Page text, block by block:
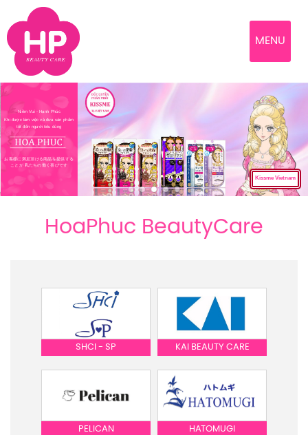
MENU
Niềm Vui - Hạnh Phúc
Khi được làm việc và đưa sản phẩm
tốt đến người tiêu dùng
お客様に満足頂ける商品を提供する
ことが 私たちの働く喜びです
Kissme Vietnam
HoaPhuc BeautyCare
SHCI - SP KAI BEAUTY CARE
PELICAN HATOMUGI